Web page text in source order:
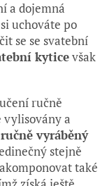
a dojemná
uchováte po
se se svatební
kyticevšak
ručně
a
ručně vyráběný
stejně
také